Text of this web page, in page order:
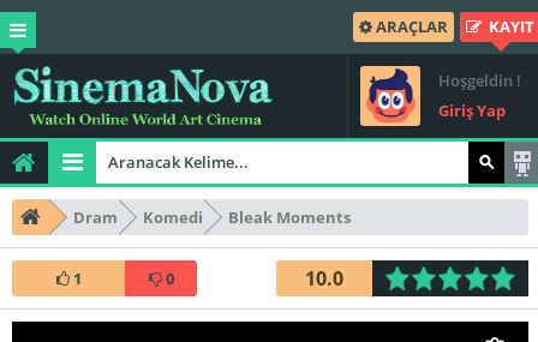
ARAÇLAR KAYIT
Hoşgeldin !
Giriş Yap
Dram Komedi Bleak Moments
1 0 10.0